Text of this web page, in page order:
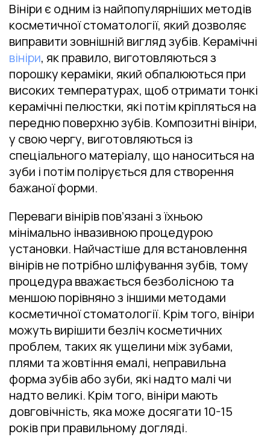
Вініри є одним із найпопулярніших методів
косметичної стоматології, який дозволяє
виправити зовнішній вигляд зубів. Керамічні
вініри, як правило, виготовляються з
порошку кераміки, який обпалюються при
високих температурах, щоб отримати тонкі
керамічні пелюстки, які потім кріпляться на
передню поверхню зубів. Композитні вініри,
у свою чергу, виготовляються із
спеціального матеріалу, що наноситься на
зуби і потім полірується для створення
бажаної форми.
Переваги вінірів пов’язані з їхньою
мінімально інвазивною процедурою
установки. Найчастіше для встановлення
вінірів не потрібно шліфування зубів, тому
процедура вважається безболісною та
меншою порівняно з іншими методами
косметичної стоматології. Крім того, вініри
можуть вирішити безліч косметичних
проблем, таких як ущелини між зубами,
плями та жовтіння емалі, неправильна
форма зубів або зуби, які надто малі чи
надто великі. Крім того, вініри мають
довговічність, яка може досягати 10-15
років при правильному догляді.